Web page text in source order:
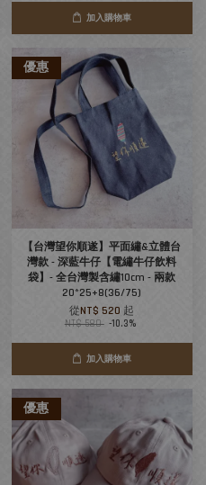
加入購物車
優惠
【台灣望你順遂】平面繡&立體台
灣款 - 深藍牛仔【電繡牛仔飲料
袋】- 全台灣製含繡10cm - 兩款
20*25+8(36/75)
從NT$ 520 起
NT$ 580 -10.3%
加入購物車
優惠